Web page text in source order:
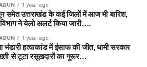
1 year ago
समेत उत्तराखंड के कई जिलों में आज भी बारिश,
ने येलो अलर्ट किया जारी….
1 year ago
भंडारी हत्याकांड में इंसाफ की जीत, धामी सरकार
से टूटा रसूखदारों का गुरूर…